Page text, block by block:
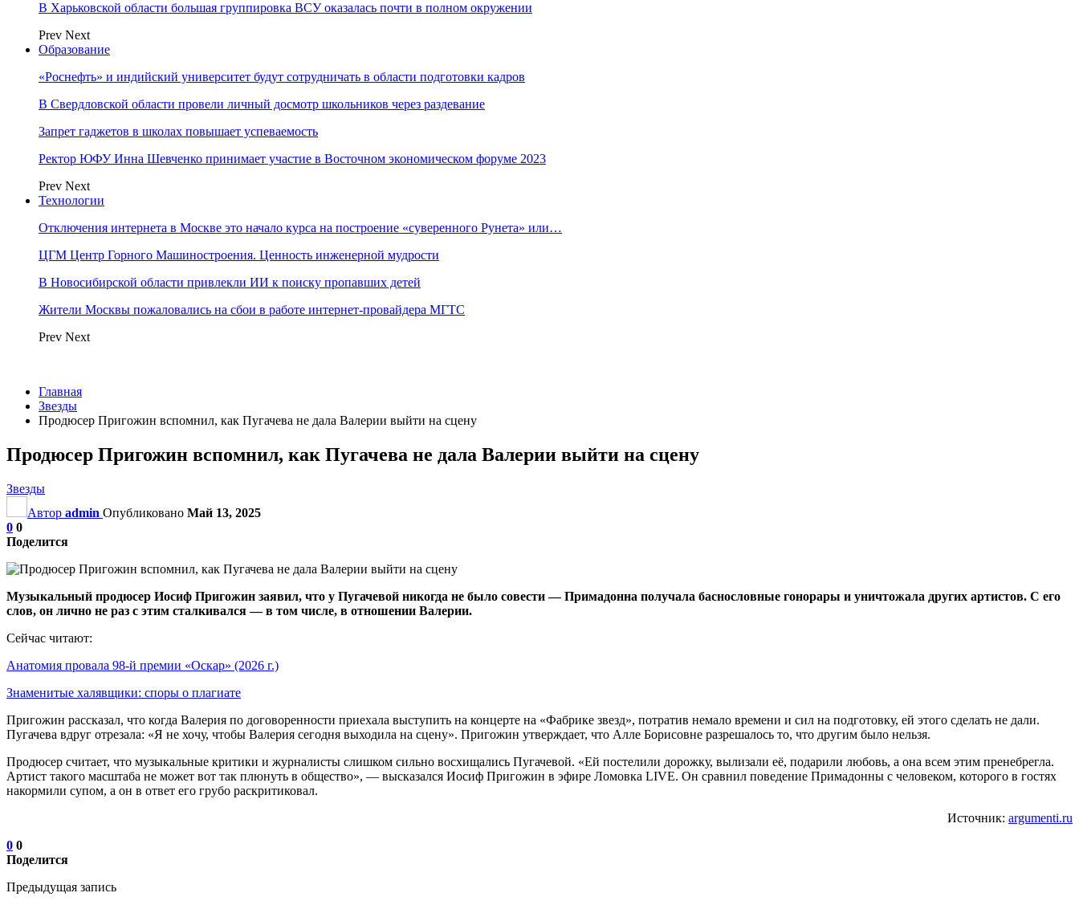
В Харьковской области большая группировка ВСУ оказалась почти в полном окружении
Prev Next
Образование
«Роснефть» и индийский университет будут сотрудничать в области подготовки кадров
В Свердловской области провели личный досмотр школьников через раздевание
Запрет гаджетов в школах повышает успеваемость
Ректор ЮФУ Инна Шевченко принимает участие в Восточном экономическом форуме 2023
Prev Next
Технологии
Отключения интернета в Москве это начало курса на построение «суверенного Рунета» или…
ЦГМ Центр Горного Машиностроения. Ценность инженерной мудрости
В Новосибирской области привлекли ИИ к поиску пропавших детей
Жители Москвы пожаловались на сбои в работе интернет-провайдера МГТС
Prev Next
Главная
Звезды
Продюсер Пригожин вспомнил, как Пугачева не дала Валерии выйти на сцену
Продюсер Пригожин вспомнил, как Пугачева не дала Валерии выйти на сцену
Звезды
Автор admin Опубликовано Май 13, 2025
0 0
Поделится
Музыкальный продюсер Иосиф Пригожин заявил, что у Пугачевой никогда не было совести — Примадонна получала баснословные гонорары и уничтожала других артистов. С его
слов, он лично не раз с этим сталкивался — в том числе, в отношении Валерии.
Сейчас читают:
Анатомия провала 98-й премии «Оскар» (2026 г.)
Знаменитые халявщики: споры о плагиате
Пригожин рассказал, что когда Валерия по договоренности приехала выступить на концерте на «Фабрике звезд», потратив немало времени и сил на подготовку, ей этого сделать не дали.
Пугачева вдруг отрезала: «Я не хочу, чтобы Валерия сегодня выходила на сцену». Пригожин утверждает, что Алле Борисовне разрешалось то, что другим было нельзя.
Продюсер считает, что музыкальные критики и журналисты слишком сильно восхищались Пугачевой. «Ей постелили дорожку, вылизали её, подарили любовь, а она всем этим пренебрегла.
Артист такого масштаба не может вот так плюнуть в общество», — высказался Иосиф Пригожин в эфире Ломовка LIVE. Он сравнил поведение Примадонны с человеком, которого в гостях
накормили супом, а он в ответ его грубо раскритиковал.
Источник: argumenti.ru
0 0
Поделится
Предыдущая запись